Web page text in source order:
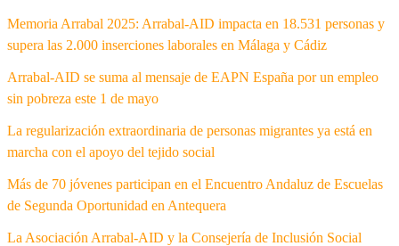
Memoria Arrabal 2025: Arrabal-AID impacta en 18.531 personas y
supera las 2.000 inserciones laborales en Málaga y Cádiz
Arrabal-AID se suma al mensaje de EAPN España por un empleo
sin pobreza este 1 de mayo
La regularización extraordinaria de personas migrantes ya está en
marcha con el apoyo del tejido social
Más de 70 jóvenes participan en el Encuentro Andaluz de Escuelas
de Segunda Oportunidad en Antequera
La Asociación Arrabal-AID y la Consejería de Inclusión Social